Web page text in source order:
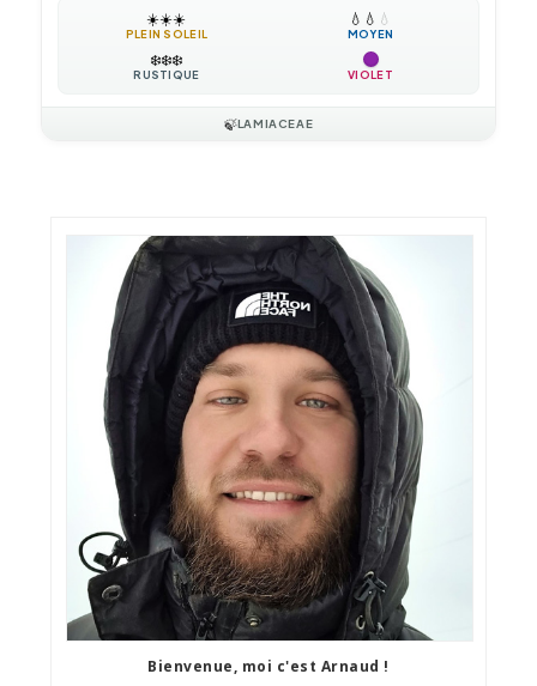
☀️☀️☀️
PLEIN SOLEIL
💧 💧 💧
MOYEN
❄️❄️❄️
RUSTIQUE VIOLET
🍃LAMIACEAE
Bienvenue, moi c'est Arnaud !